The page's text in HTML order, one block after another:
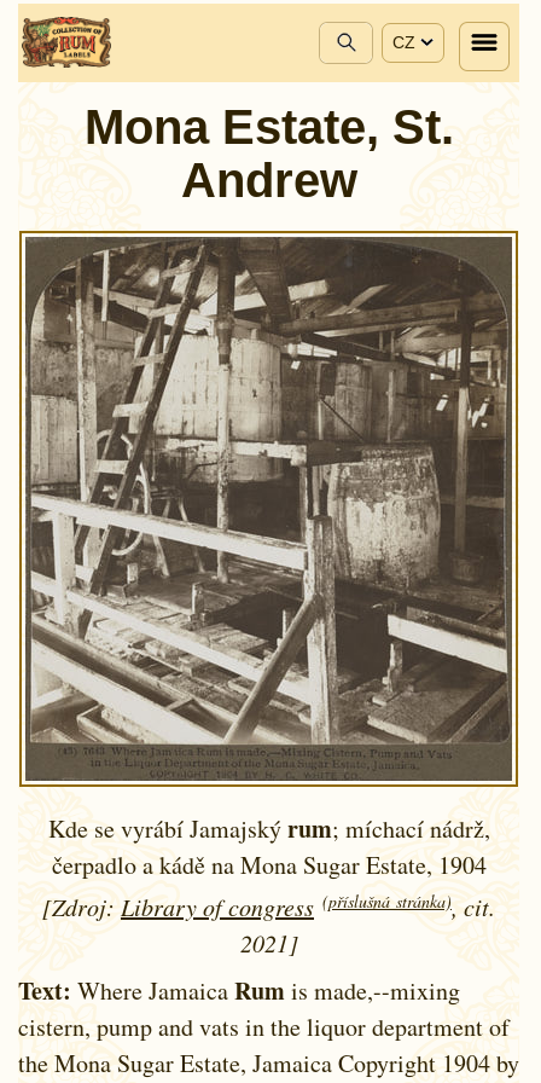
CZ
Mona Estate, St.
Andrew
Kde se vyrábí Jamajskýrum; míchací nádrž,
čerpadlo a kádě na Mona Sugar Estate, 1904
[Zdroj: Library of congress (příslušná stránka), cit.
2021]
Text: Where JamaicaRumis made,--mixing
cistern, pump and vats in the liquor department of
the Mona Sugar Estate, Jamaica Copyright 1904 by